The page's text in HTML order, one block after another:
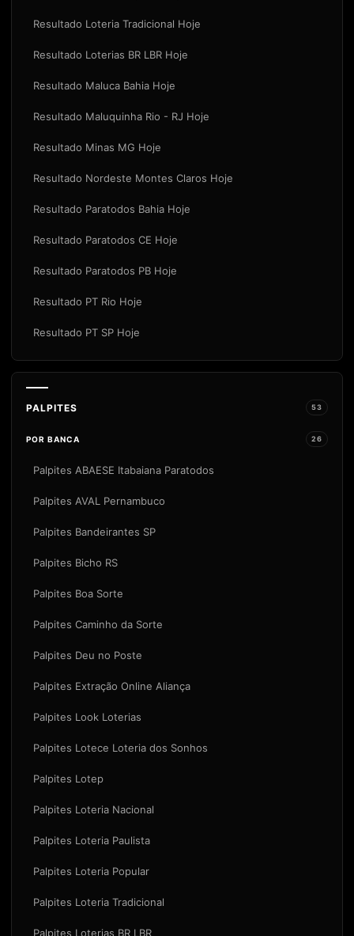
Resultado Loteria Tradicional Hoje
Resultado Loterias BR LBR Hoje
Resultado Maluca Bahia Hoje
Resultado Maluquinha Rio - RJ Hoje
Resultado Minas MG Hoje
Resultado Nordeste Montes Claros Hoje
Resultado Paratodos Bahia Hoje
Resultado Paratodos CE Hoje
Resultado Paratodos PB Hoje
Resultado PT Rio Hoje
Resultado PT SP Hoje
PALPITES 53
POR BANCA 26
Palpites ABAESE Itabaiana Paratodos
Palpites AVAL Pernambuco
Palpites Bandeirantes SP
Palpites Bicho RS
Palpites Boa Sorte
Palpites Caminho da Sorte
Palpites Deu no Poste
Palpites Extração Online Aliança
Palpites Look Loterias
Palpites Lotece Loteria dos Sonhos
Palpites Lotep
Palpites Loteria Nacional
Palpites Loteria Paulista
Palpites Loteria Popular
Palpites Loteria Tradicional
Palpites Loterias BR LBR